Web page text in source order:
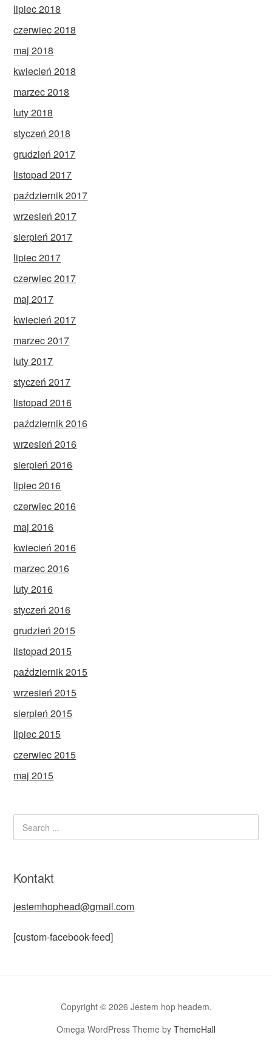
lipiec 2018
czerwiec 2018
maj 2018
kwiecień 2018
marzec 2018
luty 2018
styczeń 2018
grudzień 2017
listopad 2017
październik 2017
wrzesień 2017
sierpień 2017
lipiec 2017
czerwiec 2017
maj 2017
kwiecień 2017
marzec 2017
luty 2017
styczeń 2017
listopad 2016
październik 2016
wrzesień 2016
sierpień 2016
lipiec 2016
czerwiec 2016
maj 2016
kwiecień 2016
marzec 2016
luty 2016
styczeń 2016
grudzień 2015
listopad 2015
październik 2015
wrzesień 2015
sierpień 2015
lipiec 2015
czerwiec 2015
maj 2015
Kontakt
jestemhophead@gmail.com
[custom-facebook-feed]
Copyright © 2026 Jestem hop headem.
Omega WordPress Theme by ThemeHall